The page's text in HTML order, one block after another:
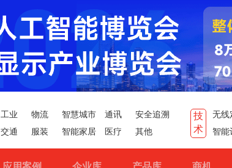
工业 物流 智慧城市 通讯
安全追溯
交通 服装 智能家居 医疗 其他
技
术
无线
智能